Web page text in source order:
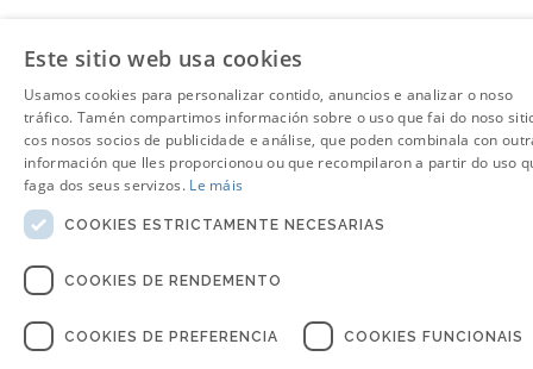
Este sitio web usa cookies
Usamos cookies para personalizar contido, anuncios e analizar o noso
tráfico. Tamén compartimos información sobre o uso que fai do noso
cos nosos socios de publicidade e análise, que poden combinala con
información que lles proporcionou ou que recompilaron a partir do uso
faga dos seus servizos. Le máis
COOKIES ESTRICTAMENTE NECESARIAS
COOKIES DE RENDEMENTO
COOKIES DE PREFERENCIA COOKIES FUNCIONAIS